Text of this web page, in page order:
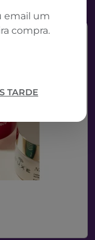
email um
compra.
TARDE